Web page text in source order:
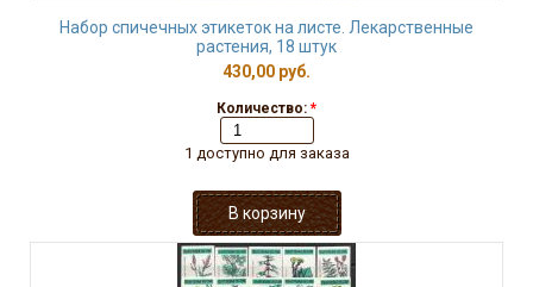
Набор спичечных этикеток на листе. Лекарственные
растения, 18 штук
430,00 руб.
Количество: *
1 доступно для заказа